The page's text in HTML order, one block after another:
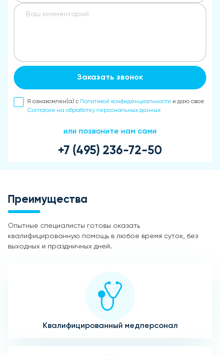
Заказать звонок
Я ознакомлен(а) с Политикой конфиденциальности и даю свое
Согласие на обработку персональных данных
или позвоните нам сами
+7 (495) 236-72-50
Преимущества
Опытные специалисты готовы оказать
квалифицированную помощь в любое время суток, без
выходных и праздничных дней.
Квалифицированный медперсонал